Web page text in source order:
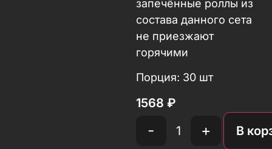
запечённые роллы из
состава данного сета
не приезжают
горячими
Порция: 30 шт
1568 ₽
- + В